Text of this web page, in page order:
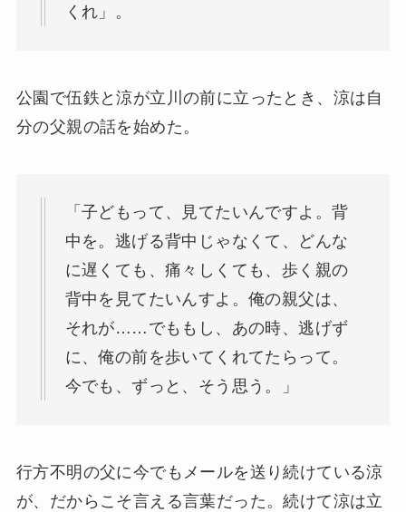
くれ」。
公園で伍鉄と涼が立川の前に立ったとき、涼は自
分の父親の話を始めた。
「子どもって、見てたいんですよ。背
中を。逃げる背中じゃなくて、どんな
に遅くても、痛々しくても、歩く親の
背中を見てたいんすよ。俺の親父は、
それが……でももし、あの時、逃げず
に、俺の前を歩いてくれてたらって。
今でも、ずっと、そう思う。」
行方不明の父に今でもメールを送り続けている涼
が、だからこそ言える言葉だった。続けて涼は立